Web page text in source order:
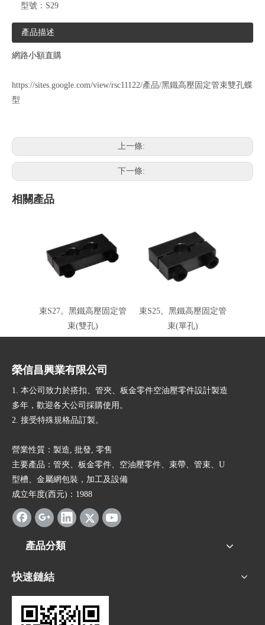
型號： S29
產品描述
網路小額直購
https://sites.google.com/view/rsc11122/產品/黑鐵高壓固定管束雙孔蝶
型
上一條:
下一條:
相關產品
束S27。黑鐵高壓固定管
束(雙孔)
束S25。黑鐵高壓固定管
束(單孔)
榮信昌興業有限公司
1. 本公司致力於搭扣、管夾、板金零件空油壓零件設計製造
多年，歡迎各大公司採購使用。
2. 接受特殊規格品訂製。
營業性質：製造, 批發, 零售
主要產品：管夾、板金零件、空油壓零件、束帶、管束、U
型槽、金屬網包裝，加工及設備
成立年度(西元)：1988
產品分類
快速鏈結